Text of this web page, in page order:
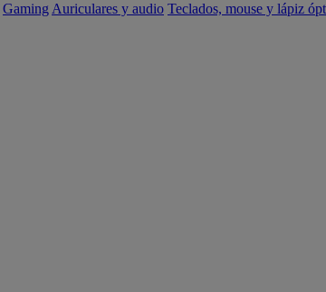
Gaming Auriculares y audio Teclados, mouse y lápiz